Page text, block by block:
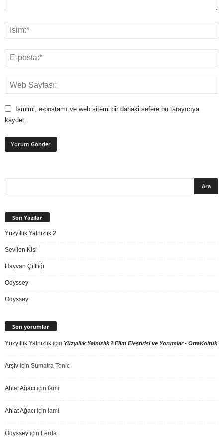
Ismimi, e-postamı ve web sitemi bir dahaki sefere bu tarayıcıya
kaydet.
Son Yazılar
Yüzyıllık Yalnızlık 2
Sevilen Kişi
Hayvan Çiftliği
Odyssey
Odyssey
Son yorumlar
Yüzyıllık Yalnızlık için Yüzyıllık Yalnızlık 2 Film Eleştirisi ve Yorumlar - OrtaKoltuk
Arşiv için Sumatra Tonic
Ahlat Ağacı için lami
Ahlat Ağacı için lami
Odyssey için Ferda